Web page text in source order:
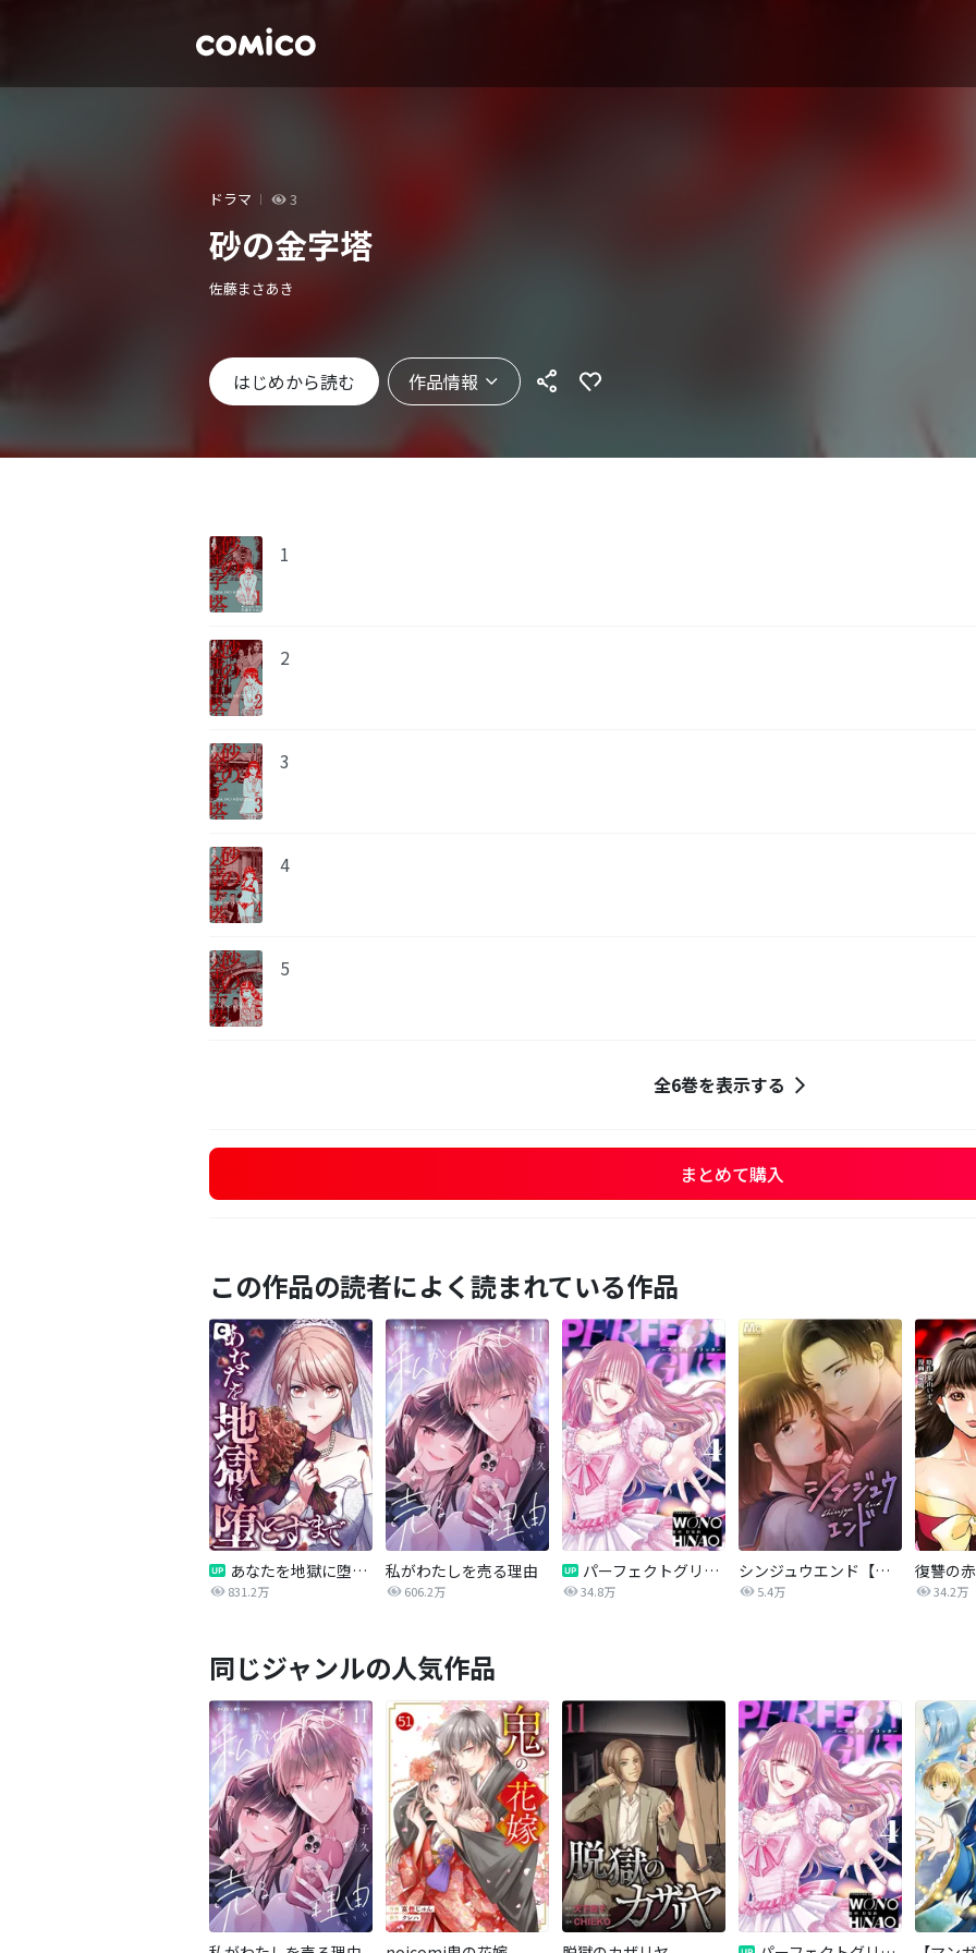
ドラマ 3
砂の金字塔
佐藤まさあき
はじめから読む 作品情報
1
2
3
4
5
全6巻を表示する
まとめて購入
この作品の読者によく読まれている作品
あなたを地獄に堕とすまで
831.2万
私がわたしを売る理由
606.2万
パーフェクトグリッター
34.8万
シンジュウエンド【タテヨミ】
5.4万 34.2万
同じジャンルの人気作品